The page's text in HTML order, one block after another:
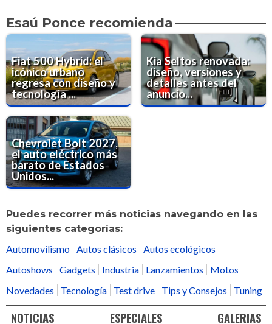
Esaú Ponce recomienda
Fiat 500 Hybrid: el
icónico urbano
regresa con diseño y
tecnología ...
Kia Seltos renovada:
diseño, versiones y
detalles antes del
anuncio...
Chevrolet Bolt 2027,
el auto eléctrico más
barato de Estados
Unidos...
Puedes recorrer más noticias navegando en las
siguientes categorías:
Automovilismo Autos clásicos
Autos ecológicos
Autoshows
Gadgets Industria Lanzamientos
Motos
Novedades
Tecnología Test drive Tips y Consejos Tuning
NOTICIAS ESPECIALES GALERIAS